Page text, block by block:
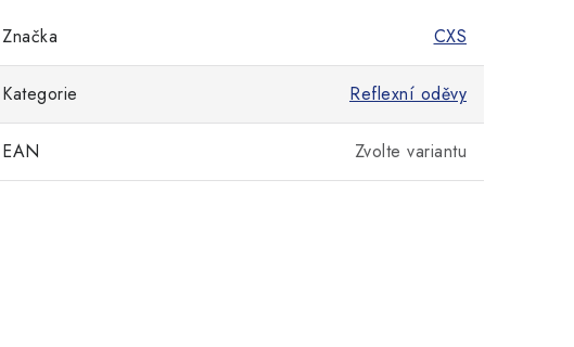
Značka CXS
Kategorie Reflexní oděvy
EAN Zvolte variantu